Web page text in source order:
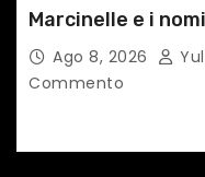
Marcinelle e i
Ago 8, 2026
Commento